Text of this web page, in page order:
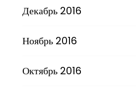
Декабрь 2016
Ноябрь 2016
Октябрь 2016